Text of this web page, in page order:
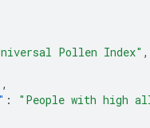
Pollen Index" ,
,
:
"People with high